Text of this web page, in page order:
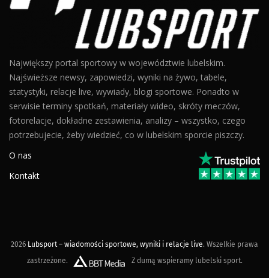
Największy portal sportowy w województwie lubelskim.
Najświeższe newsy, zapowiedzi, wyniki na żywo, tabele,
statystyki, relacje live, wywiady, blogi sportowe. Ponadto w
serwisie terminy spotkań, materiały wideo, skróty meczów,
fotorelacje, dokładne zestawienia, analizy – wszystko, czego
potrzebujecie, żeby wiedzieć, co w lubelskim sporcie piszczy.
O nas
Kontakt
2026 Lubsport – wiadomości sportowe, wyniki i relacje live. Wszelkie prawa
zastrzeżone.
Z dumą wspieramy lubelski sport.